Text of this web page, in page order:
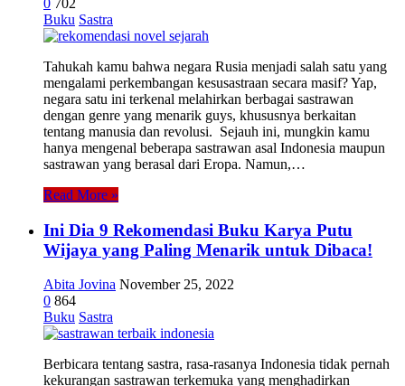
Buku Sastra
Tahukah kamu bahwa negara Rusia menjadi salah satu yang
mengalami perkembangan kesusastraan secara masif? Yap,
negara satu ini terkenal melahirkan berbagai sastrawan
dengan genre yang menarik guys, khususnya berkaitan
tentang manusia dan revolusi. Sejauh ini, mungkin kamu
hanya mengenal beberapa sastrawan asal Indonesia maupun
sastrawan yang berasal dari Eropa. Namun,…
Read More »
Ini Dia 9 Rekomendasi Buku Karya Putu
Wijaya yang Paling Menarik untuk Dibaca!
Abita Jovina November 25, 2022
0 864
Buku Sastra
Berbicara tentang sastra, rasa-rasanya Indonesia tidak pernah
kekurangan sastrawan terkemuka yang menghadirkan